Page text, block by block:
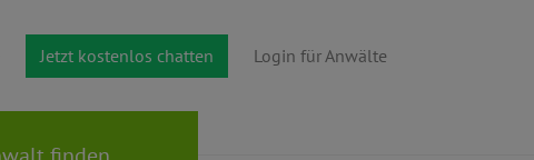
Jetzt kostenlos chatten Login für Anwälte